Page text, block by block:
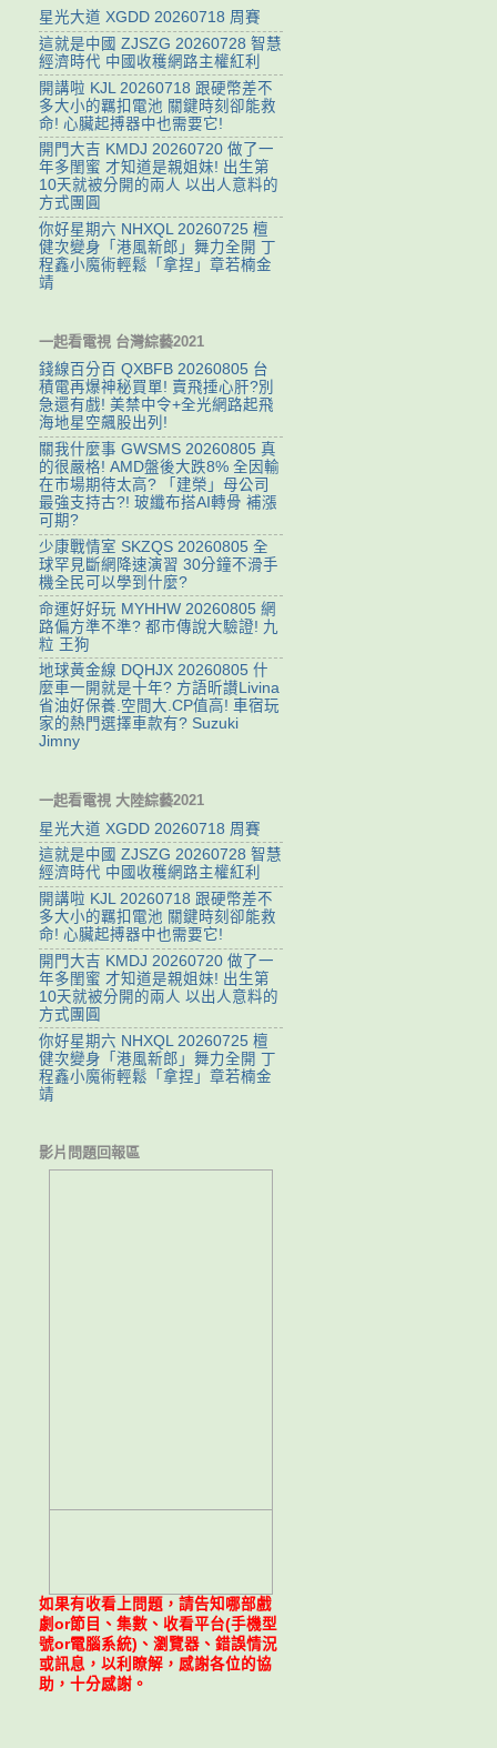
星光大道 XGDD 20260718 周賽
這就是中國 ZJSZG 20260728 智慧
經濟時代 中國收穫網路主權紅利
開講啦 KJL 20260718 跟硬幣差不
多大小的羈扣電池 關鍵時刻卻能救
命! 心臟起搏器中也需要它!
開門大吉 KMDJ 20260720 做了一
年多閨蜜 才知道是親姐妹! 出生第
10天就被分開的兩人 以出人意料的
方式團圓
你好星期六 NHXQL 20260725 檀
健次變身「港風新郎」舞力全開 丁
程鑫小魔術輕鬆「拿捏」章若楠金
靖
一起看電視 台灣綜藝2021
錢線百分百 QXBFB 20260805 台
積電再爆神秘買單! 賣飛捶心肝?別
急還有戲! 美禁中令+全光網路起飛
海地星空飆股出列!
關我什麼事 GWSMS 20260805 真
的很嚴格! AMD盤後大跌8% 全因輸
在市場期待太高? 「建榮」母公司
最強支持古?! 玻纖布搭AI轉骨 補漲
可期?
少康戰情室 SKZQS 20260805 全
球罕見斷網降速演習 30分鐘不滑手
機全民可以學到什麼?
命運好好玩 MYHHW 20260805 網
路偏方準不準? 都市傳說大驗證! 九
粒 王狗
地球黃金線 DQHJX 20260805 什
麼車一開就是十年? 方語昕讃Livina
省油好保養.空間大.CP值高! 車宿玩
家的熱門選擇車款有? Suzuki
Jimny
一起看電視 大陸綜藝2021
星光大道 XGDD 20260718 周賽
這就是中國 ZJSZG 20260728 智慧
經濟時代 中國收穫網路主權紅利
開講啦 KJL 20260718 跟硬幣差不
多大小的羈扣電池 關鍵時刻卻能救
命! 心臟起搏器中也需要它!
開門大吉 KMDJ 20260720 做了一
年多閨蜜 才知道是親姐妹! 出生第
10天就被分開的兩人 以出人意料的
方式團圓
你好星期六 NHXQL 20260725 檀
健次變身「港風新郎」舞力全開 丁
程鑫小魔術輕鬆「拿捏」章若楠金
靖
影片問題回報區
如果有收看上問題，請告知哪部戲
劇or節目、集數、收看平台(手機型
號or電腦系統)、瀏覽器、錯誤情況
或訊息，以利瞭解，感謝各位的協
助，十分感謝。